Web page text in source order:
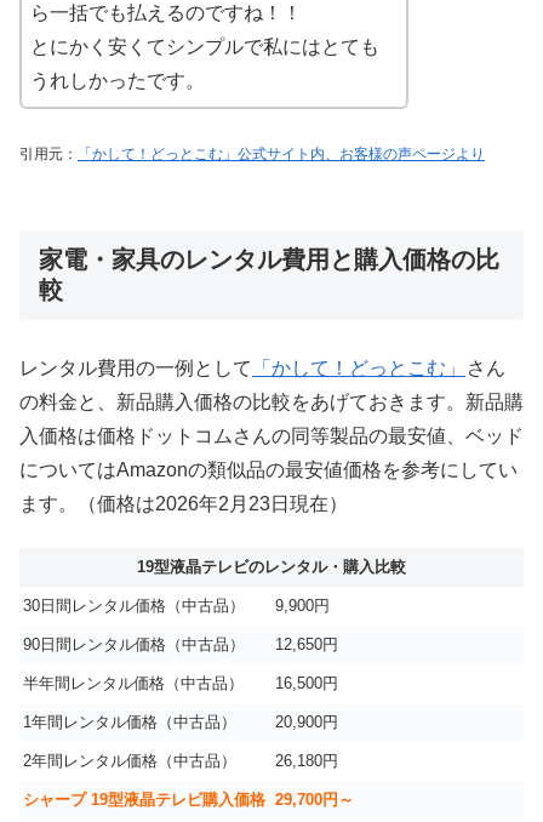
ら一括でも払えるのですね！！
とにかく安くてシンプルで私にはとても
うれしかったです。
引用元： 「かして！どっとこむ」公式サイト内、お客様の声ページより
家電・家具のレンタル費用と購入価格の比
較
レンタル費用の一例として 「かして！どっとこむ」
さん
の料金と、新品購入価格の比較をあげておきます。新品購
入価格は価格ドットコムさんの同等製品の最安値、ベッド
についてはAmazonの類似品の最安値価格を参考にしてい
ます。（価格は2026年2月23日現在）
19型液晶テレビのレンタル・購入比較
30日間レンタル価格（中古品） 9,900円
90日間レンタル価格（中古品） 12,650円
半年間レンタル価格（中古品） 16,500円
1年間レンタル価格（中古品） 20,900円
2年間レンタル価格（中古品） 26,180円
シャープ 19型液晶テレビ購入価格 29,700円～